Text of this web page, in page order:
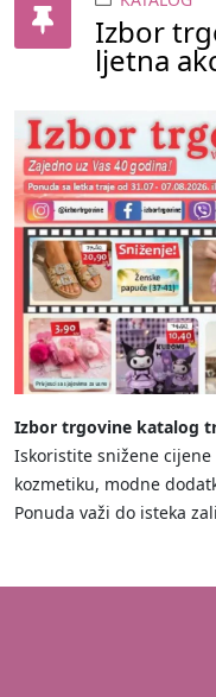
Izbor
ljetna
Izbor trgovine katalog
Iskoristite snižene
kozmetiku, modne
Ponuda važi do isteka